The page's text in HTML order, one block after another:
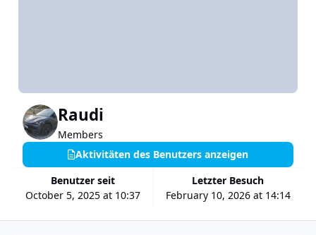
Raudi
Members
Benutzer seit
October 5, 2025 at 10:37
Letzter Besuch
February 10, 2026 at 14:14
Aktivitäten des Benutzers anzeigen